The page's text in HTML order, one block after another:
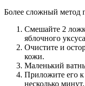
Более сложный метод
Смешайте 2
яблочного
Очистите и
кожи.
Маленький
Приложите его
несколько минут.